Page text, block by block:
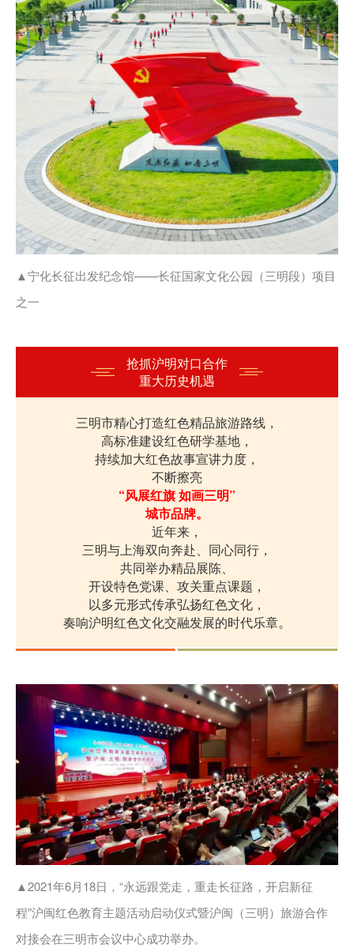
▲宁化长征出发纪念馆——长征国家文化公园（三明段）项目
之一
抢抓沪明对口合作
重大历史机遇
三明市精心打造红色精品旅游路线，
高标准建设红色研学基地，
持续加大红色故事宣讲力度，
不断擦亮
“风展红旗 如画三明”
城市品牌。
近年来，
三明与上海双向奔赴、同心同行，
共同举办精品展陈、
开设特色党课、攻关重点课题，
以多元形式传承弘扬红色文化，
奏响沪明红色文化交融发展的时代乐章。
▲2021年6月18日，“永远跟党走，重走长征路，开启新征
程”沪闽红色教育主题活动启动仪式暨沪闽（三明）旅游合作
对接会在三明市会议中心成功举办。